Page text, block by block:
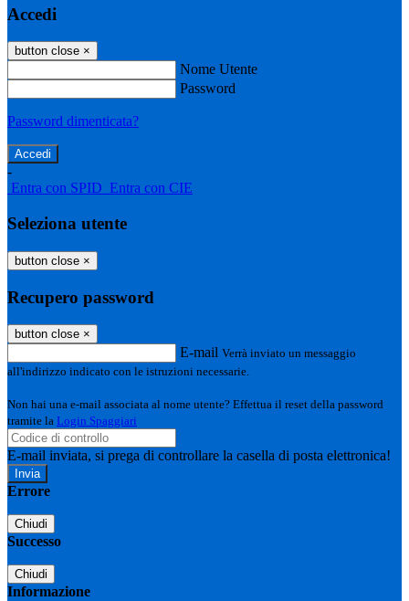
Accedi
button close ×
Nome Utente
Password
Password dimenticata?
-
Entra con SPID Entra con CIE
Seleziona utente
button close ×
Recupero password
button close ×
E-mail Verrà inviato un messaggio
all'indirizzo indicato con le istruzioni necessarie.
Non hai una e-mail associata al nome utente? Effettua il reset della password
tramite la Login Spaggiari
E-mail inviata, si prega di controllare la casella di posta elettronica!
Errore
Chiudi
Successo
Chiudi
Informazione